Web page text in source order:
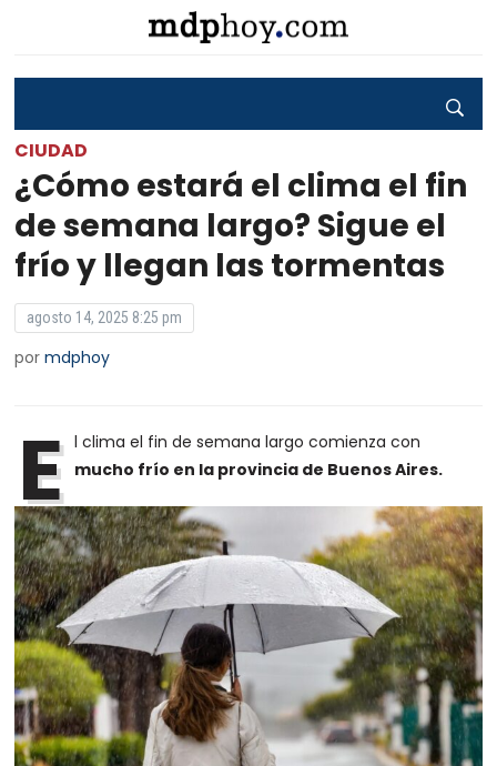
CIUDAD
¿Cómo estará el clima el fin
de semana largo? Sigue el
frío y llegan las tormentas
agosto 14, 2025 8:25 pm
pormdphoy
E l clima el fin de semana largo comienza con
mucho frío en la provincia de Buenos Aires.